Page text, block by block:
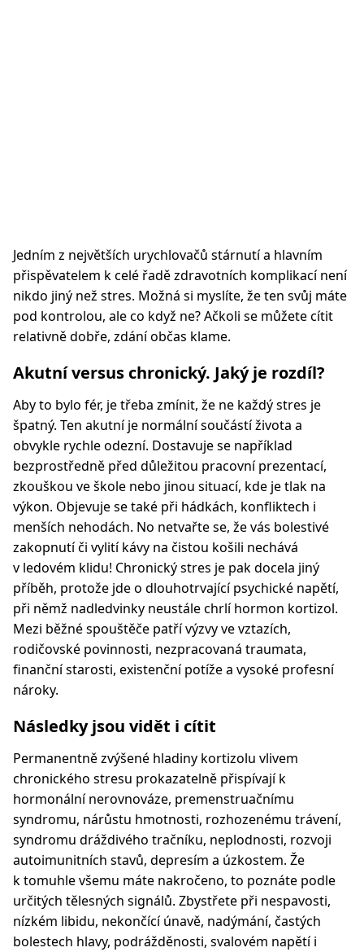
Jedním z největších urychlovačů stárnutí a hlavním
přispěvatelem k celé řadě zdravotních komplikací není
nikdo jiný než stres. Možná si myslíte, že ten svůj máte
pod kontrolou, ale co když ne? Ačkoli se můžete cítit
relativně dobře, zdání občas klame.
Akutní versus chronický. Jaký je rozdíl?
Aby to bylo fér, je třeba zmínit, že ne každý stres je
špatný. Ten akutní je normální součástí života a
obvykle rychle odezní. Dostavuje se například
bezprostředně před důležitou pracovní prezentací,
zkouškou ve škole nebo jinou situací, kde je tlak na
výkon. Objevuje se také při hádkách, konfliktech i
menších nehodách. No netvařte se, že vás bolestivé
zakopnutí či vylití kávy na čistou košili nechává
v ledovém klidu! Chronický stres je pak docela jiný
příběh, protože jde o dlouhotrvající psychické napětí,
při němž nadledvinky neustále chrlí hormon kortizol.
Mezi běžné spouštěče patří výzvy ve vztazích,
rodičovské povinnosti, nezpracovaná traumata,
finanční starosti, existenční potíže a vysoké profesní
nároky.
Následky jsou vidět i cítit
Permanentně zvýšené hladiny kortizolu vlivem
chronického stresu prokazatelně přispívají k
hormonální nerovnováze, premenstruačnímu
syndromu, nárůstu hmotnosti, rozhozenému trávení,
syndromu dráždivého tračníku, neplodnosti, rozvoji
autoimunitních stavů, depresím a úzkostem. Že
k tomuhle všemu máte nakročeno, to poznáte podle
určitých tělesných signálů. Zbystřete při nespavosti,
nízkém libidu, nekončící únavě, nadýmání, častých
bolestech hlavy, podrážděnosti, svalovém napětí i